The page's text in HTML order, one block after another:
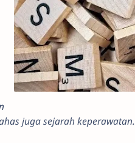
juga sejarah keperawatan.